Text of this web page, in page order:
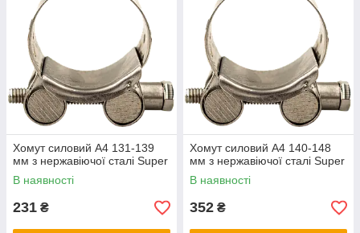
Хомут силовий А4 131-139
мм з нержавіючої сталі Super
В наявності
231 ₴
Хомут силовий А4 140-148
мм з нержавіючої сталі Super
В наявності
352 ₴